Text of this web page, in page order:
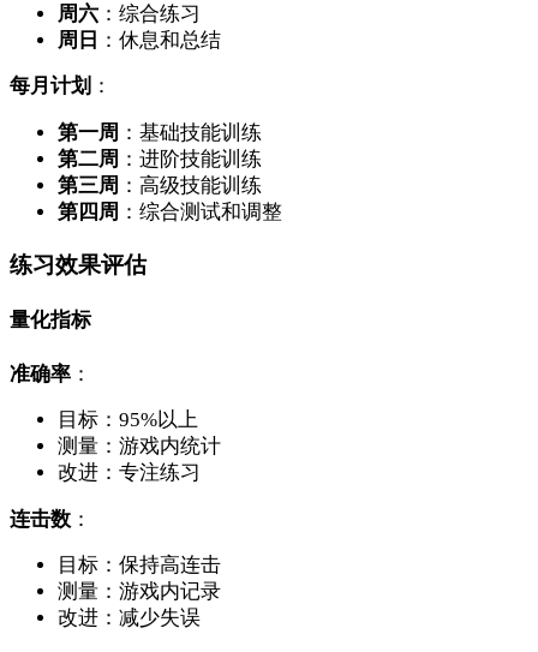
周六 ：综合练习
周日 ：休息和总结
每月计划 ：
第一周 ：基础技能训练
第二周 ：进阶技能训练
第三周 ：高级技能训练
第四周 ：综合测试和调整
练习效果评估
量化指标
准确率 ：
目标：95%以上
测量：游戏内统计
改进：专注练习
连击数 ：
目标：保持高连击
测量：游戏内记录
改进：减少失误